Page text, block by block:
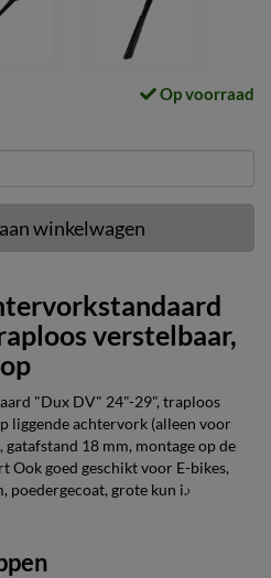
Op voorraad
winkelwagen
verstelbaar,
"Dux DV" 24"-29", traploos
liggende achtervork (alleen voor
gatafstand 18 mm, montage op de
Ook goed geschikt voor E-bikes,
grote kun i.›